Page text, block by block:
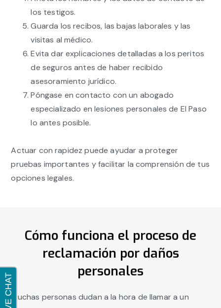
los testigos.
Guarda los recibos, las bajas laborales y las
visitas al médico.
Evita dar explicaciones detalladas a los peritos
de seguros antes de haber recibido
asesoramiento jurídico.
Póngase en contacto con un abogado
especializado en lesiones personales de El Paso
lo antes posible.
Actuar con rapidez puede ayudar a proteger
pruebas importantes y facilitar la comprensión de tus
opciones legales.
Cómo funciona el proceso de
reclamación por daños
personales
Muchas personas dudan a la hora de llamar a un